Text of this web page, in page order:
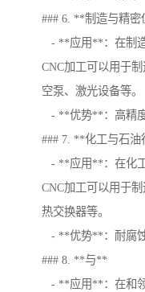
### 6. **制造与精密
- **应用**：在制
CNC加工可以用于
空泵、激光设备等。
- **优势**：高精度
### 7. **化工与石油
- **应用**：在化
CNC加工可以用于
热交换器等。
- **优势**：耐腐蚀
### 8. **与**
- **应用**：在和